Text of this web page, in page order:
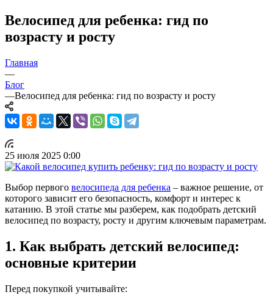
Велосипед для ребенка: гид по
возрасту и росту
Главная
—
Блог
—Велосипед для ребенка: гид по возрасту и росту
25 июля 2025 0:00
Выбор первого велосипеда для ребенка – важное решение, от
которого зависит его безопасность, комфорт и интерес к
катанию. В этой статье мы разберем, как подобрать детский
велосипед по возрасту, росту и другим ключевым параметрам.
1. Как выбрать детский велосипед:
основные критерии
Перед покупкой учитывайте: